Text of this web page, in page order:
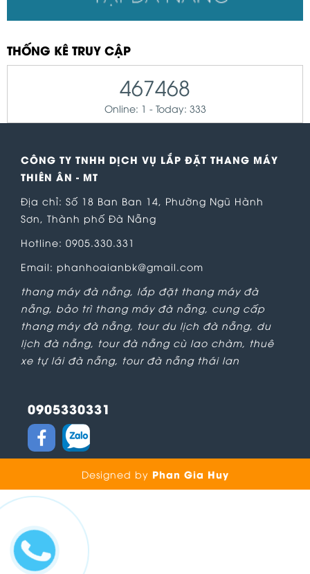
THỐNG KÊ TRUY CẬP
467468
Online: 1 - Today: 333
CÔNG TY TNHH DỊCH VỤ LẮP ĐẶT THANG MÁY
THIÊN ÂN - MT
Địa chỉ: Số 18 Ban Ban 14, Phường Ngũ Hành
Sơn, Thành phố Đà Nẵng
Hotline: 0905.330.331
Email: phanhoaianbk@gmail.com
thang máy đà nẵng, lắp đặt thang máy đà
nẵng, bảo trì thang máy đà nẵng, cung cấp
thang máy đà nẵng, tour du lịch đà nẵng, du
lịch đà nẵng, tour đà nẵng cù lao chàm
thuê
xe tự lái đà nẵng, tour đà nẵng thái lan
0905330331
Designed by Phan Gia Huy